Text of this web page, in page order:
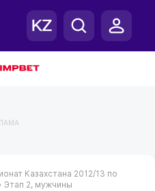
Казахстана 2012/13 по
Этап 2, мужчины